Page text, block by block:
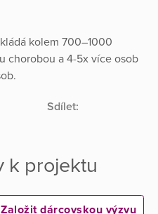
kolem 700–1000
chorobou a 4-5x více osob
Sdílet:
k projektu
Založit dárcovskou výzvu